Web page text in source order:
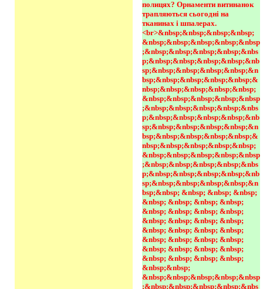
полицях? Орнаменти витинанок
трапляються сьогодні на
тканинах і шпалерах.
<br>&nbsp;&nbsp;&nbsp;&nbsp;
&nbsp;&nbsp;&nbsp;&nbsp;&nbsp
;&nbsp;&nbsp;&nbsp;&nbsp;&nbs
p;&nbsp;&nbsp;&nbsp;&nbsp;&nb
sp;&nbsp;&nbsp;&nbsp;&nbsp;&n
bsp;&nbsp;&nbsp;&nbsp;&nbsp;&
nbsp;&nbsp;&nbsp;&nbsp;&nbsp;
&nbsp;&nbsp;&nbsp;&nbsp;&nbsp
;&nbsp;&nbsp;&nbsp;&nbsp;&nbs
p;&nbsp;&nbsp;&nbsp;&nbsp;&nb
sp;&nbsp;&nbsp;&nbsp;&nbsp;&n
bsp;&nbsp;&nbsp;&nbsp;&nbsp;&
nbsp;&nbsp;&nbsp;&nbsp;&nbsp;
&nbsp;&nbsp;&nbsp;&nbsp;&nbsp
;&nbsp;&nbsp;&nbsp;&nbsp;&nbs
p;&nbsp;&nbsp;&nbsp;&nbsp;&nb
sp;&nbsp;&nbsp;&nbsp;&nbsp;&n
bsp;&nbsp; &nbsp; &nbsp; &nbsp;
&nbsp; &nbsp; &nbsp; &nbsp;
&nbsp; &nbsp; &nbsp; &nbsp;
&nbsp; &nbsp; &nbsp; &nbsp;
&nbsp; &nbsp; &nbsp; &nbsp;
&nbsp; &nbsp; &nbsp; &nbsp;
&nbsp; &nbsp; &nbsp; &nbsp;
&nbsp; &nbsp; &nbsp; &nbsp;
&nbsp;&nbsp;
&nbsp;&nbsp;&nbsp;&nbsp;&nbsp
;&nbsp;&nbsp;&nbsp;&nbsp;&nbs